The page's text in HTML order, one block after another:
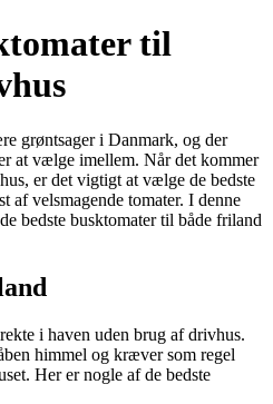
til
grøntsager i Danmark, og der
at vælge imellem. Når det kommer
er det vigtigt at vælge de bedste
af velsmagende tomater. I denne
bedste busktomater til både friland
i haven uden brug af drivhus.
himmel og kræver som regel
Her er nogle af de bedste